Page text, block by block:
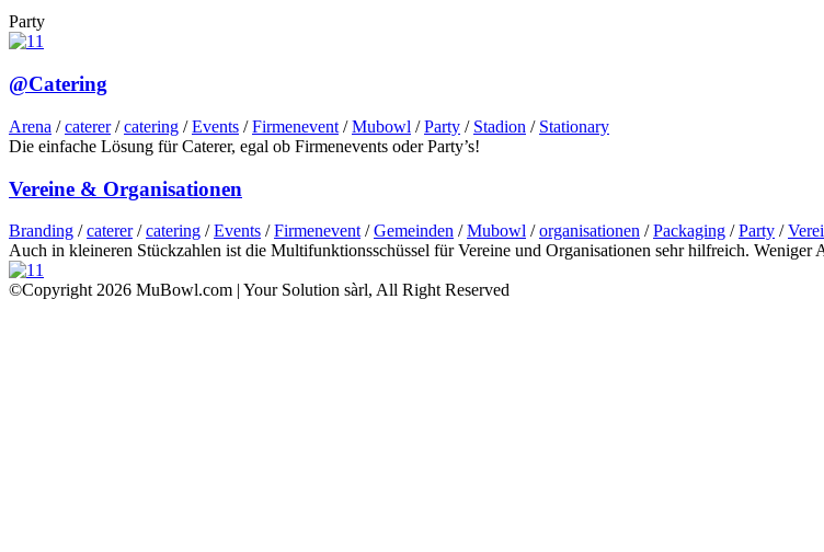
Party
@Catering
Arena / caterer / catering / Events / Firmenevent / Mubowl / Party / Stadion / Stationary
Die einfache Lösung für Caterer, egal ob Firmenevents oder Party’s!
Vereine & Organisationen
Branding / caterer / catering / Events / Firmenevent / Gemeinden / Mubowl / organisationen / Packaging / Party /
Auch in kleineren Stückzahlen ist die Multifunktionsschüssel für Vereine und Organisationen sehr hilfreich. Weniger
©Copyright 2026 MuBowl.com | Your Solution sàrl, All Right Reserved